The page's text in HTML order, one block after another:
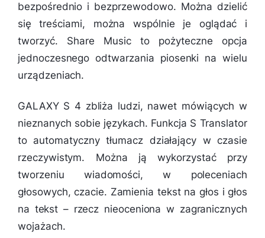
bezpośrednio i bezprzewodowo. Można dzielić
się treściami, można wspólnie je oglądać i
tworzyć. Share Music to pożyteczne opcja
jednoczesnego odtwarzania piosenki na wielu
urządzeniach.
GALAXY S 4 zbliża ludzi, nawet mówiących w
nieznanych sobie językach. Funkcja S Translator
to automatyczny tłumacz działający w czasie
rzeczywistym. Można ją wykorzystać przy
tworzeniu wiadomości, w poleceniach
głosowych, czacie. Zamienia tekst na głos i głos
na tekst – rzecz nieoceniona w zagranicznych
wojażach.